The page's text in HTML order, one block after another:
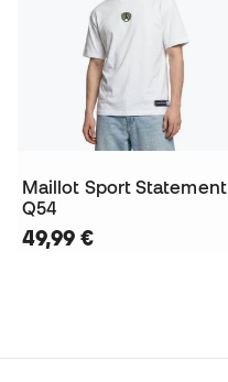
Maillot Sport Statement
Q54
49,99 €